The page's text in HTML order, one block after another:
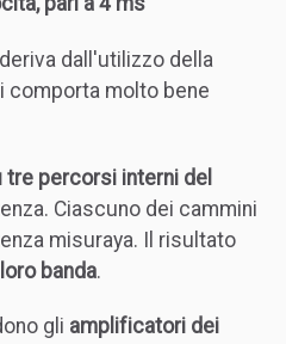
dall'utilizzo della
comporta molto bene
percorsi interni del
Ciascuno dei cammini
misuraya. Il risultato
banda.
gli amplificatori dei